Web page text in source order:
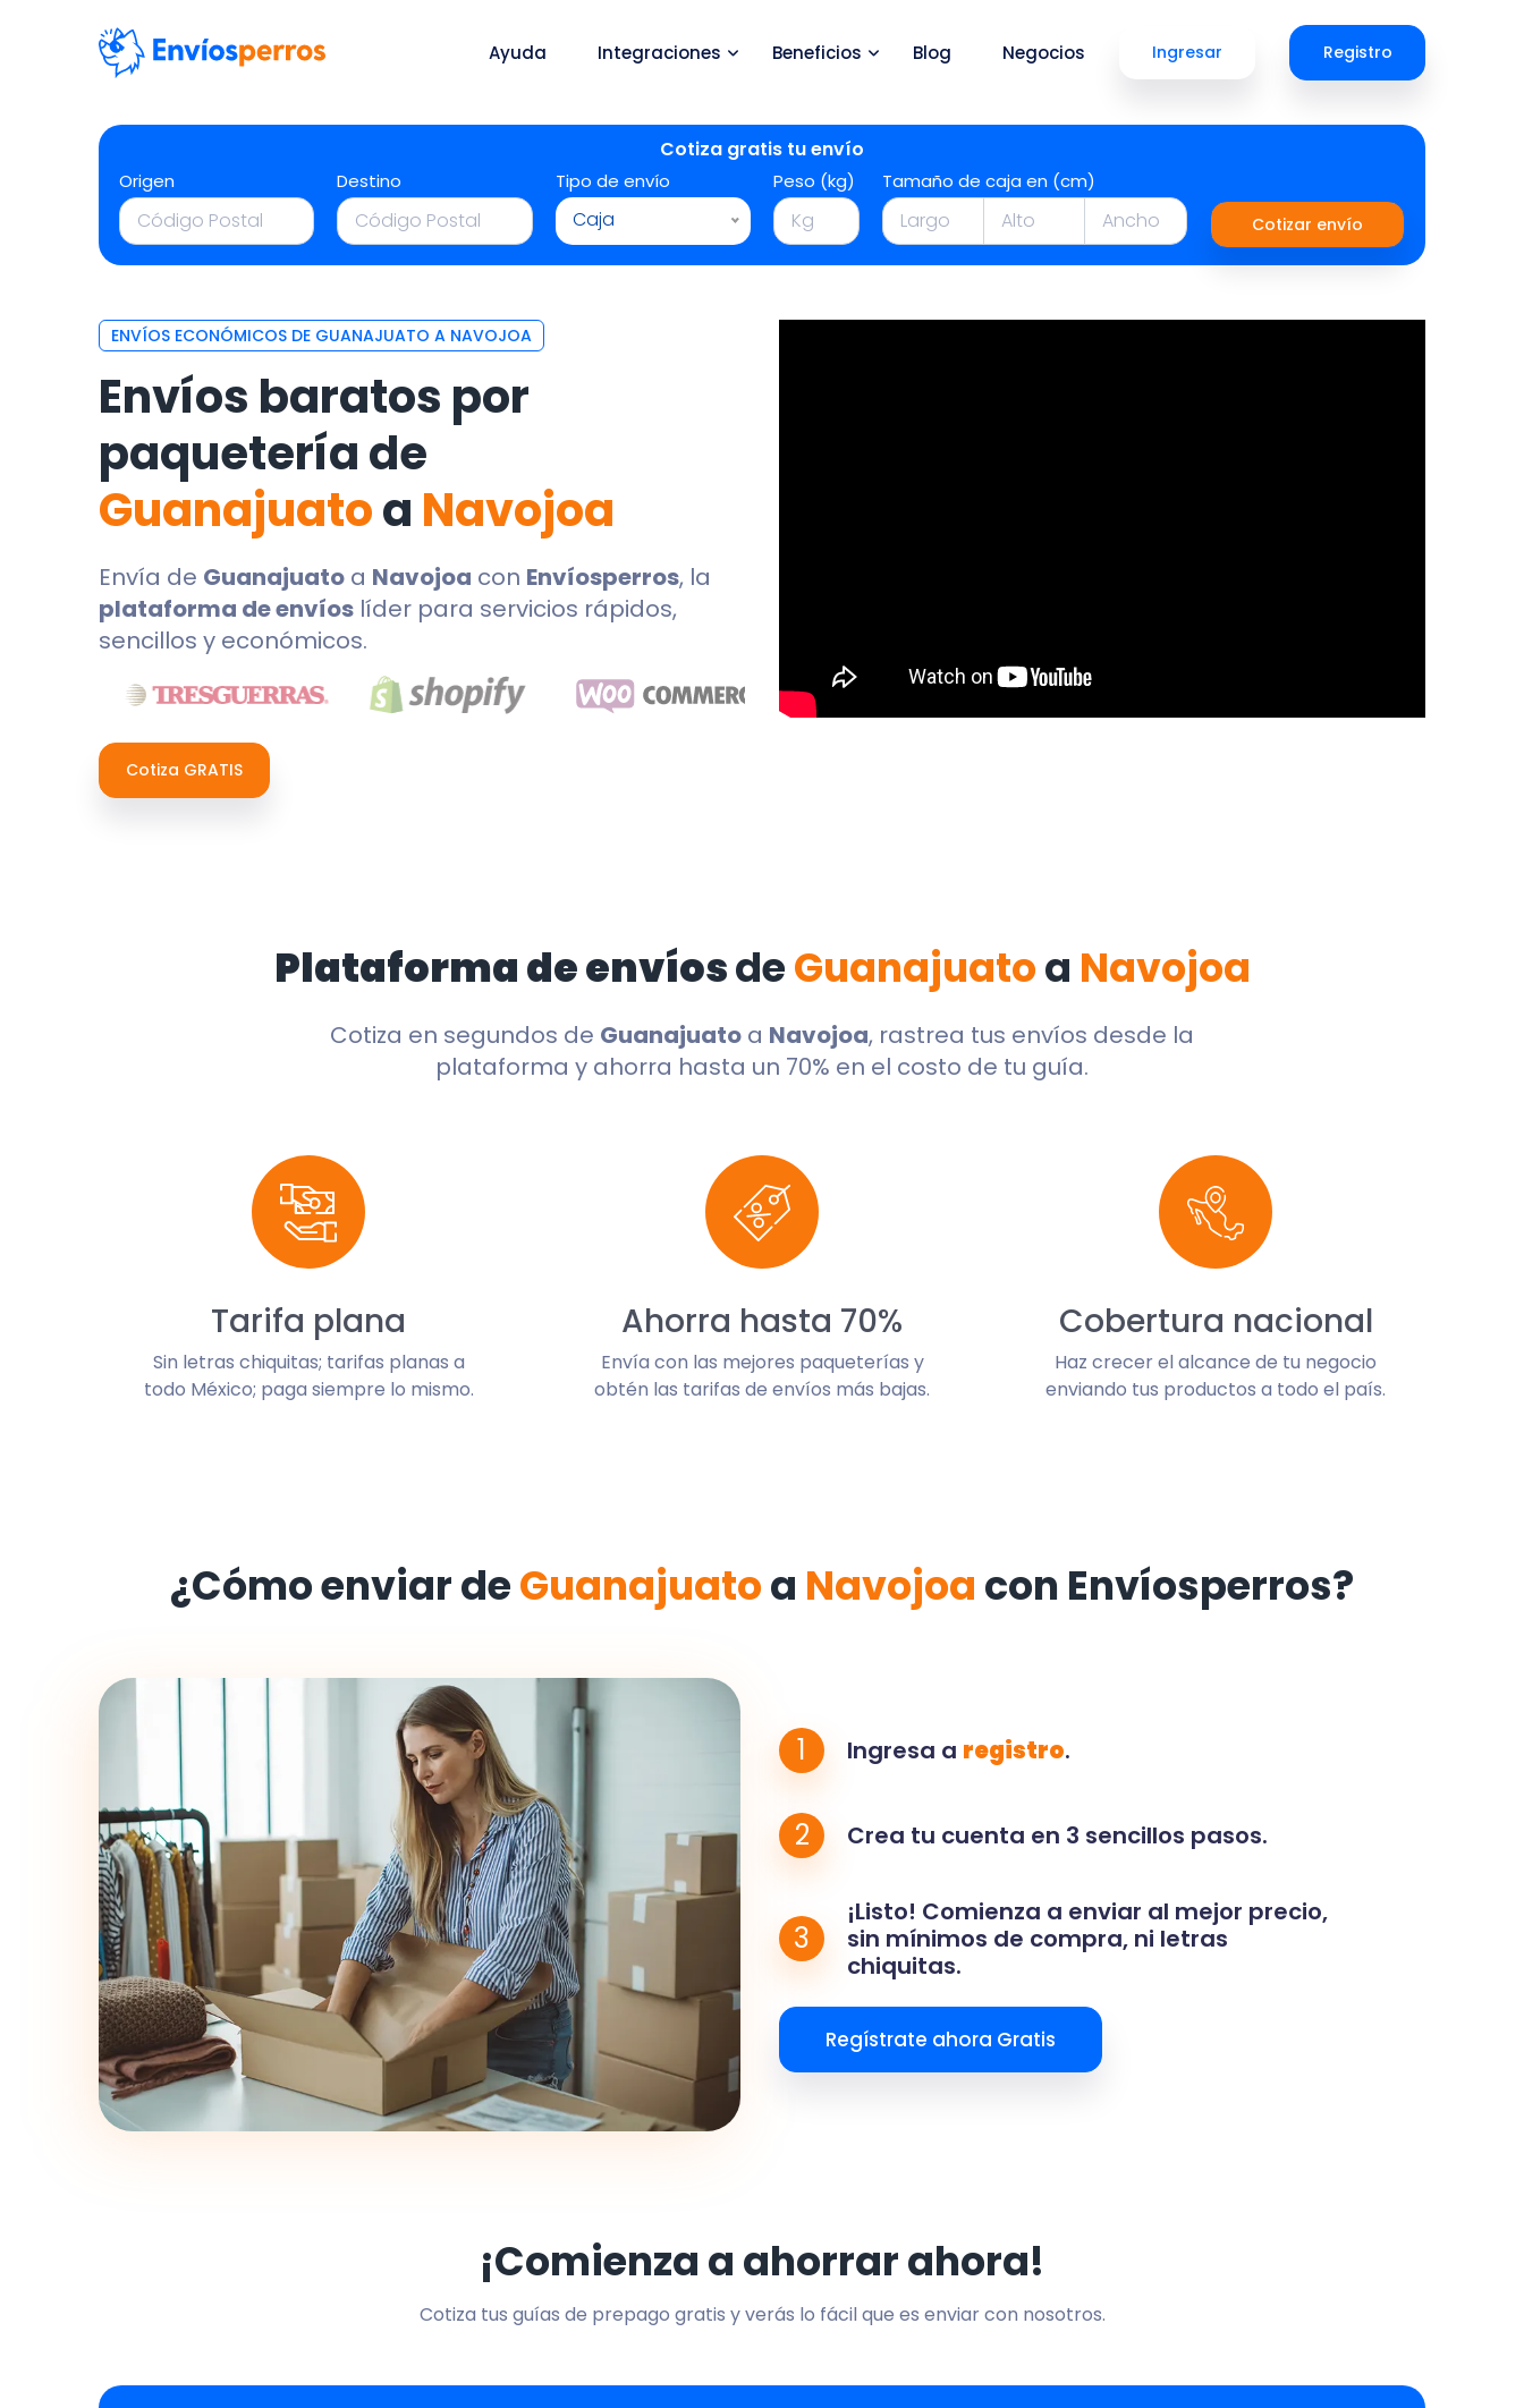
Ayuda Integraciones Beneficios Blog Negocios Ingresar Registro
Cotiza gratis tu envío
Origen Destino Tipo de envío
Caja
Peso (kg) Tamaño de caja en (cm)
Cotizar envío
ENVÍOS ECONÓMICOS DE GUANAJUATO A NAVOJOA
Envíos baratos por
paquetería de
Guanajuatoa Navojoa
Envía de Guanajuato a Navojoa con Envíosperros, la
plataforma de envíos líder para servicios rápidos,
sencillos y económicos.
Cotiza GRATIS
Plataforma de envíosdeGuanajuatoa Navojoa
Cotiza en segundos de Guanajuato a Navojoa, rastrea tus envíos desde la
plataforma y ahorra hasta un 70% en el costo de tu guía.
Tarifa plana
Sin letras chiquitas; tarifas planas a
todo México; paga siempre lo mismo.
Ahorra hasta 70%
Envía con las mejores paqueterías y
obtén las tarifas de envíos más bajas.
Cobertura nacional
Haz crecer el alcance de tu negocio
enviando tus productos a todo el país.
¿Cómo enviar deGuanajuatoa Navojoa con Envíosperros?
1 Ingresa a registro.
2 Crea tu cuenta en 3 sencillos pasos.
3
¡Listo! Comienza a enviar al mejor precio,
sin mínimos de compra, ni letras
chiquitas.
Regístrate ahora Gratis
¡Comienza a ahorrar ahora!
Cotiza tus guías de prepago gratis y verás lo fácil que es enviar con nosotros.